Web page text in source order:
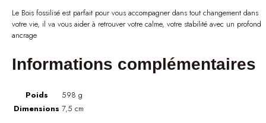
Le Bois fossilisé est parfait pour vous accompagner dans tout changement dans
votre vie, il va vous aider à retrouver votre calme, votre stabilité avec un profond
ancrage
Informations complémentaires
Poids
598 g
Dimensions 7,5 cm